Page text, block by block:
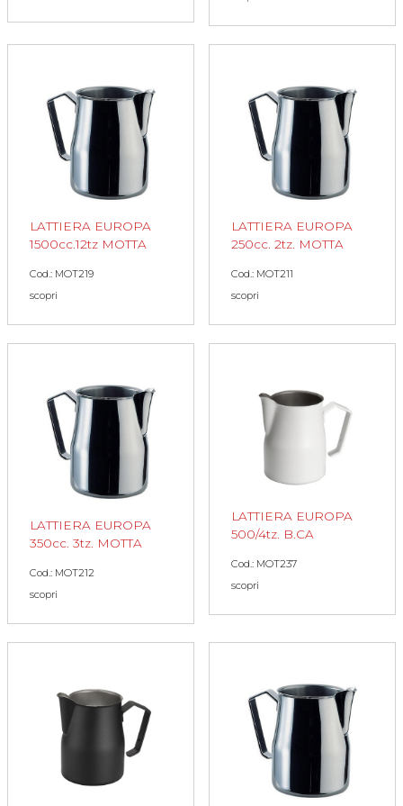
LATTIERA EUROPA
1500cc.12tz MOTTA
Cod.: MOT219
scopri
LATTIERA EUROPA
250cc. 2tz. MOTTA
Cod.: MOT211
scopri
LATTIERA EUROPA
350cc. 3tz. MOTTA
Cod.: MOT212
scopri
LATTIERA EUROPA
500/4tz. B.CA
Cod.: MOT237
scopri